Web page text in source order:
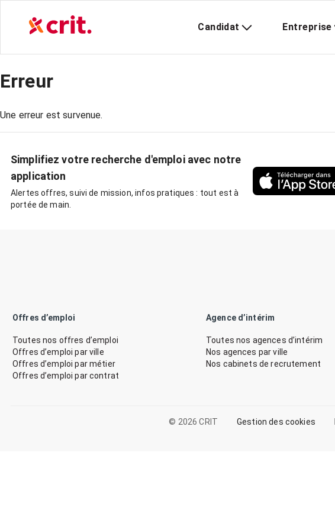
Candidat Entreprise
Erreur
Une erreur est survenue.
Simplifiez votre recherche d'emploi avec notre
application
Alertes offres, suivi de mission, infos pratiques : tout est à
portée de main.
Offres d’emploi
Toutes nos offres d’emploi
Offres d’emploi par ville
Offres d’emploi par métier
Offres d’emploi par contrat
Agence d’intérim
Toutes nos agences d’intérim
Nos agences par ville
Nos cabinets de recrutement
© 2026 CRIT Gestion des cookies